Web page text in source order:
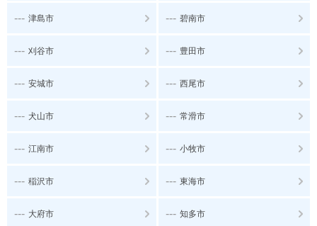
--- 津島市 --- 碧南市
--- 刈谷市 --- 豊田市
--- 安城市 --- 西尾市
--- 犬山市 --- 常滑市
--- 江南市 --- 小牧市
--- 稲沢市 --- 東海市
--- 大府市 --- 知多市